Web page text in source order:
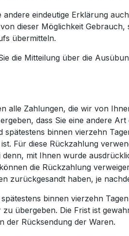
andere eindeutige Erklärung
dieser Möglichkeit
übermitteln.
die Mitteilung über die
alle Zahlungen, die wir von
dass Sie eine andere
binnen vierzehn
Für diese Rückzahlung
mit Ihnen wurde
die Rückzahlung
zurückgesandt haben, je
binnen vierzehn
übergeben. Die Frist ist
der Rücksendung der Waren.